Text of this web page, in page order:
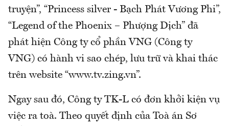
truyện”, “Princess silver - Bạch Phát Vương Phi”,
“Legend of the Phoenix – Phượng Dịch” đã
phát hiện Công ty cổ phần VNG (Công ty
VNG) có hành vi sao chép, lưu trữ và khai thác
trên website “www.tv.zing.vn”.
Ngay sau đó, Công ty TK-L có đơn khởi kiện vụ
việc ra toà. Theo quyết định của Toà án Sơ